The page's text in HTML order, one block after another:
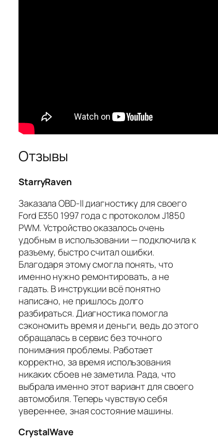
Отзывы
StarryRaven
Заказала OBD-II диагностику для своего
Ford E350 1997 года с протоколом J1850
PWM. Устройство оказалось очень
удобным в использовании — подключила к
разъему, быстро считал ошибки.
Благодаря этому смогла понять, что
именно нужно ремонтировать, а не
гадать. В инструкции всё понятно
написано, не пришлось долго
разбираться. Диагностика помогла
сэкономить время и деньги, ведь до этого
обращалась в сервис без точного
понимания проблемы. Работает
корректно, за время использования
никаких сбоев не заметила. Рада, что
выбрала именно этот вариант для своего
автомобиля. Теперь чувствую себя
увереннее, зная состояние машины.
CrystalWave